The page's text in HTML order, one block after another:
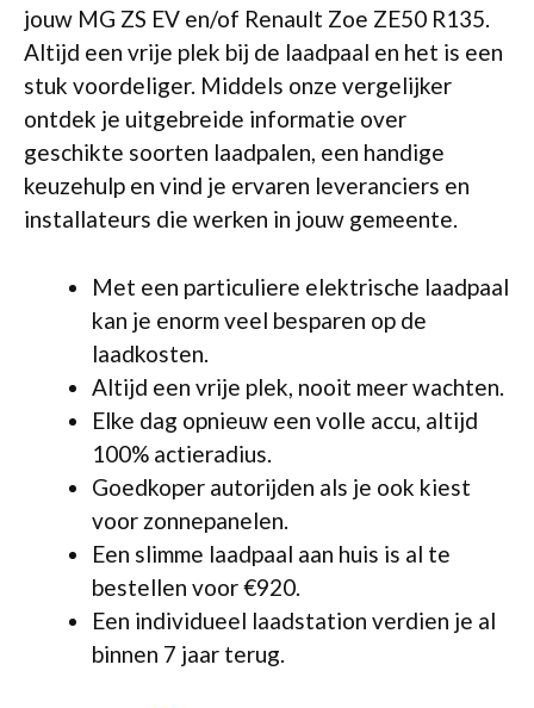
jouw MG ZS EV en/of Renault Zoe ZE50 R135.
Altijd een vrije plek bij de laadpaal en het is een
stuk voordeliger. Middels onze vergelijker
ontdek je uitgebreide informatie over
geschikte soorten laadpalen, een handige
keuzehulp en vind je ervaren leveranciers en
installateurs die werken in jouw gemeente.
Met een particuliere elektrische laadpaal
kan je enorm veel besparen op de
laadkosten.
Altijd een vrije plek, nooit meer wachten.
Elke dag opnieuw een volle accu, altijd
100% actieradius.
Goedkoper autorijden als je ook kiest
voor zonnepanelen.
Een slimme laadpaal aan huis is al te
bestellen voor €920.
Een individueel laadstation verdien je al
binnen 7 jaar terug.